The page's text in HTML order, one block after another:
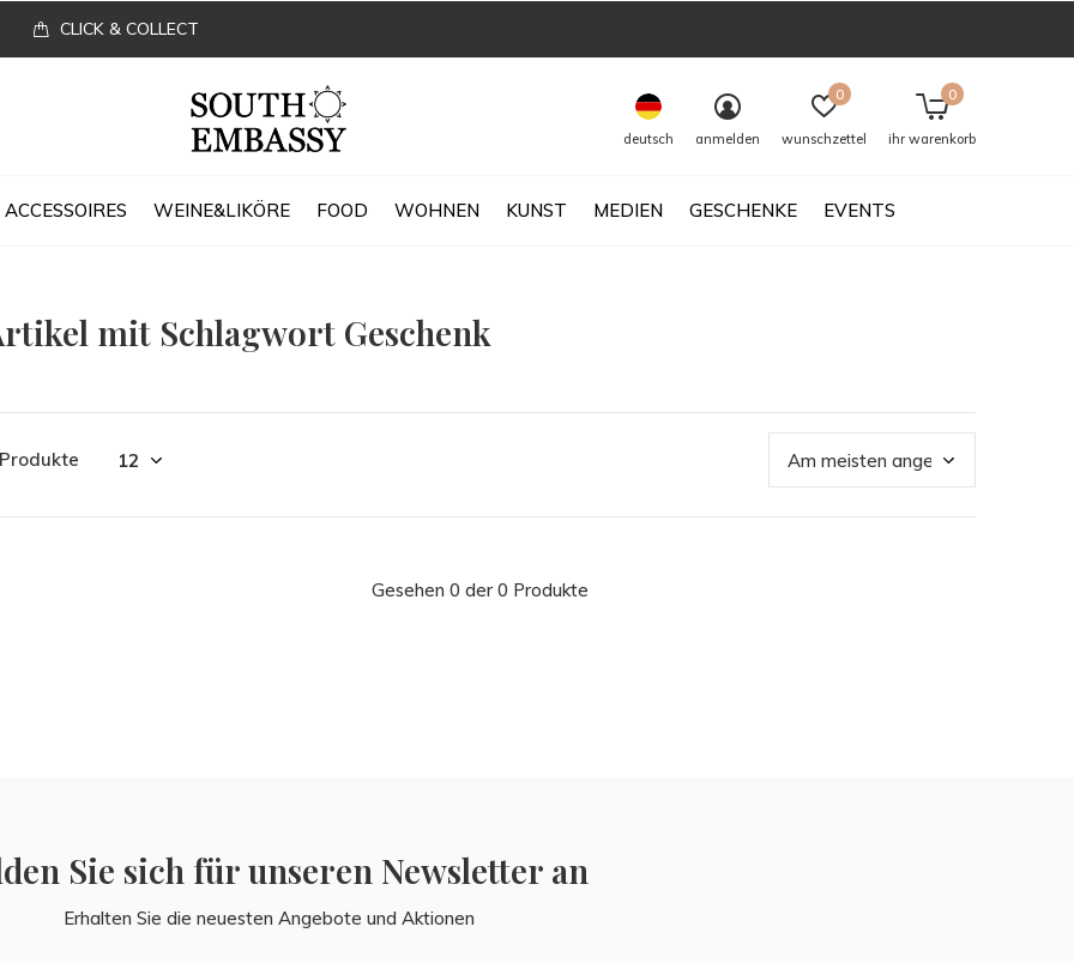
ACCESSOIRES WEINE&LIKÖRE FOOD WOHNEN KUNST MEDIEN GESCHENKE EVENTS
deutsch anmelden wunschzettel
0
ihr warenkorb
0
CLICK & COLLECT
mit Schlagwort Geschenk
Gesehen 0 der 0 Produkte
Sie sich für unseren Newsletter an
Erhalten Sie die neuesten Angebote und Aktionen